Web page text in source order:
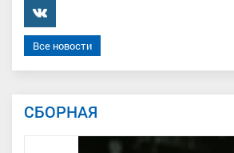
���������
Все новости
СБОРНАЯ